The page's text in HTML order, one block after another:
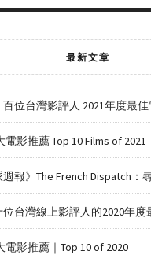
最新文章
百位台灣影評人 2021年度最
電影推薦 Top 10 Films of 2021
週報》The French Dispatch：
位台灣線上影評人的2020年度
電影推薦｜Top 10 of 2020